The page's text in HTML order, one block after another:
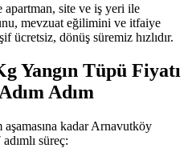
apartman, site ve iş yeri ile
mevzuat eğilimini ve itfaiye
ücretsiz, dönüş süremiz hızlıdır.
Yangın Tüpü Fiyatı
Adım
kadar Arnavutköy
süreç: